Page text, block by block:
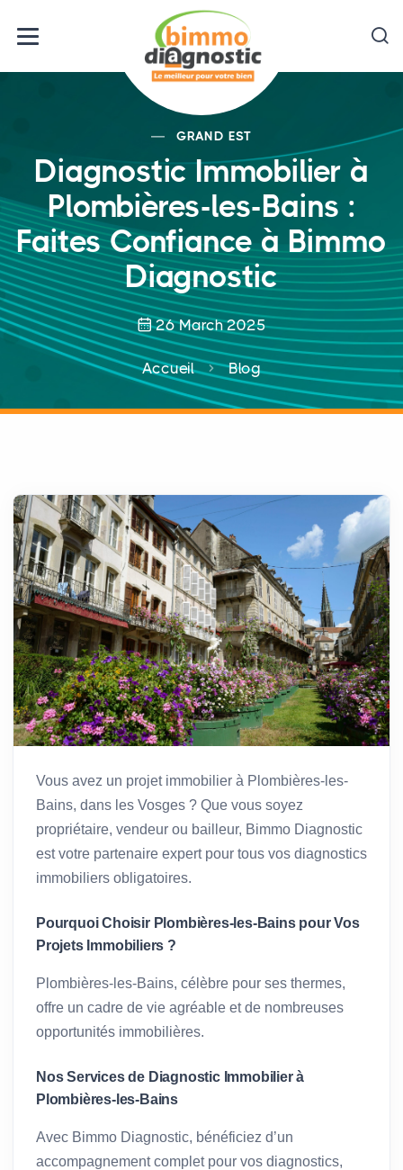
GRAND EST
Diagnostic Immobilier à
Plombières-les-Bains :
Faites Confiance à Bimmo
Diagnostic
26 March 2025
Accueil Blog
Vous avez un projet immobilier à Plombières-les-
Bains, dans les Vosges ? Que vous soyez
propriétaire, vendeur ou bailleur, Bimmo Diagnostic
est votre partenaire expert pour tous vos diagnostics
immobiliers obligatoires.
Pourquoi Choisir Plombières-les-Bains pour Vos
Projets Immobiliers ?
Plombières-les-Bains, célèbre pour ses thermes,
offre un cadre de vie agréable et de nombreuses
opportunités immobilières.
Nos Services de Diagnostic Immobilier à
Plombières-les-Bains
Avec Bimmo Diagnostic, bénéficiez d’un
accompagnement complet pour vos diagnostics,